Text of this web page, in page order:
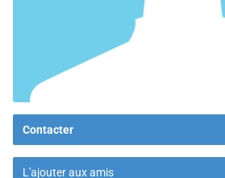
Contacter
L'ajouter aux amis